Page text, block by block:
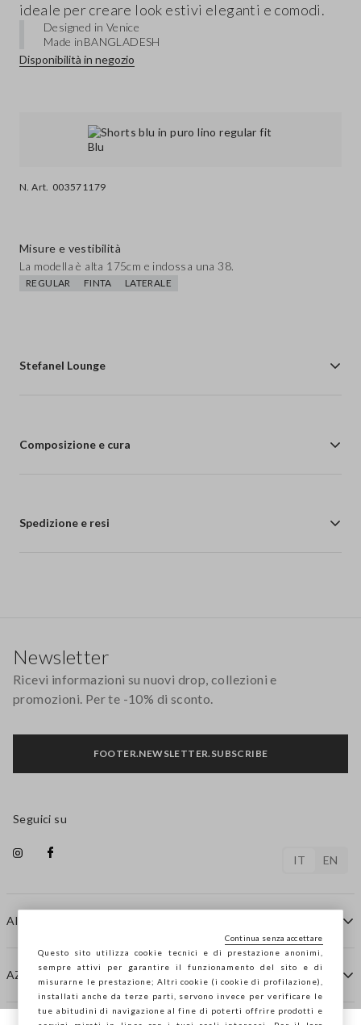
N. Art. 003571179
ideale per creare look estivi eleganti e comodi.
Designed in Venice
Made inBANGLADESH
Disponibilità in negozio
Misure e vestibilità
La modella è alta 175cm e indossa una 38.
REGULAR FINTA LATERALE
Stefanel Lounge
Composizione e cura
Spedizione e resi
AIUTO
AZIENDA
Newsletter
Ricevi informazioni su nuovi drop, collezioni e
promozioni. Per te -10% di sconto.
FOOTER.NEWSLETTER.SUBSCRIBE
Seguici su
IT EN
Questo sito utilizza cookie tecnici e di prestazione anonimi,
sempre attivi per garantire il funzionamento del sito e di
misurarne le prestazione; Altri cookie (i cookie di profilazione),
installati anche da terze parti, servono invece per verificare le
tue abitudini di navigazione al fine di poterti offrire prodotti e
Continua senza accettare